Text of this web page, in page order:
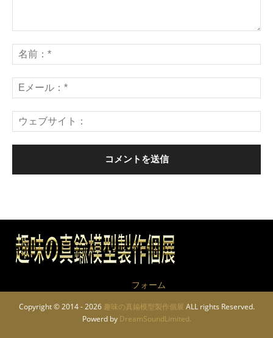
フォーム
Copyright © 2014 - 2026 趣味の真鍮模型製作個展 ALL rights Reserved.
Powerd by DreamSoundLimited.